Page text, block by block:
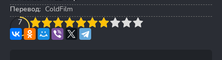
Перевод: ColdFilm
7
4 5 6 7 8 9 10